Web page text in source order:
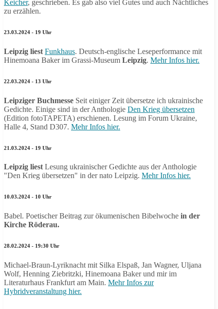
Keicher, geschrieben. Es gab also viel Gutes und auch Nächtliches
zu erzählen.
23.03.2024 - 19 Uhr
Leipzig liest Funkhaus. Deutsch-englische Leseperformance mit
Hinemoana Baker im Grassi-Museum Leipzig. Mehr Infos hier.
22.03.2024 - 13 Uhr
Leipziger Buchmesse Seit einiger Zeit übersetze ich ukrainische
Gedichte. Einige sind in der Anthologie Den Krieg übersetzen
(Edition fotoTAPETA) erschienen. Lesung im Forum Ukraine,
Halle 4, Stand D307. Mehr Infos hier.
21.03.2024 - 19 Uhr
Leipzig liestLesung ukrainischer Gedichte aus der Anthologie
"Den Krieg übersetzen" in der nato Leipzig. Mehr Infos hier.
10.03.2024 - 10 Uhr
Babel. Poetischer Beitrag zur ökumenischen Bibelwoche in der
Kirche Röderau.
28.02.2024 - 19:30 Uhr
Michael-Braun-Lyriknacht mit Silka Elspaß, Jan Wagner, Uljana
Wolf, Henning Ziebritzki, Hinemoana Baker und mir im
Literaturhaus Frankfurt am Main. Mehr Infos zur
Hybridveranstaltung hier.